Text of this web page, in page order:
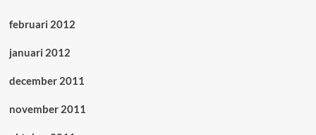
februari 2012
januari 2012
december 2011
november 2011